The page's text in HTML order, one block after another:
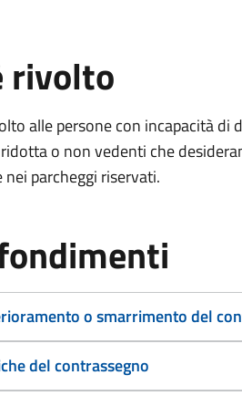
rivolto
alle persone con incapacità di
o non vedenti che
nei parcheggi riservati.
o smarrimento del
del contrassegno